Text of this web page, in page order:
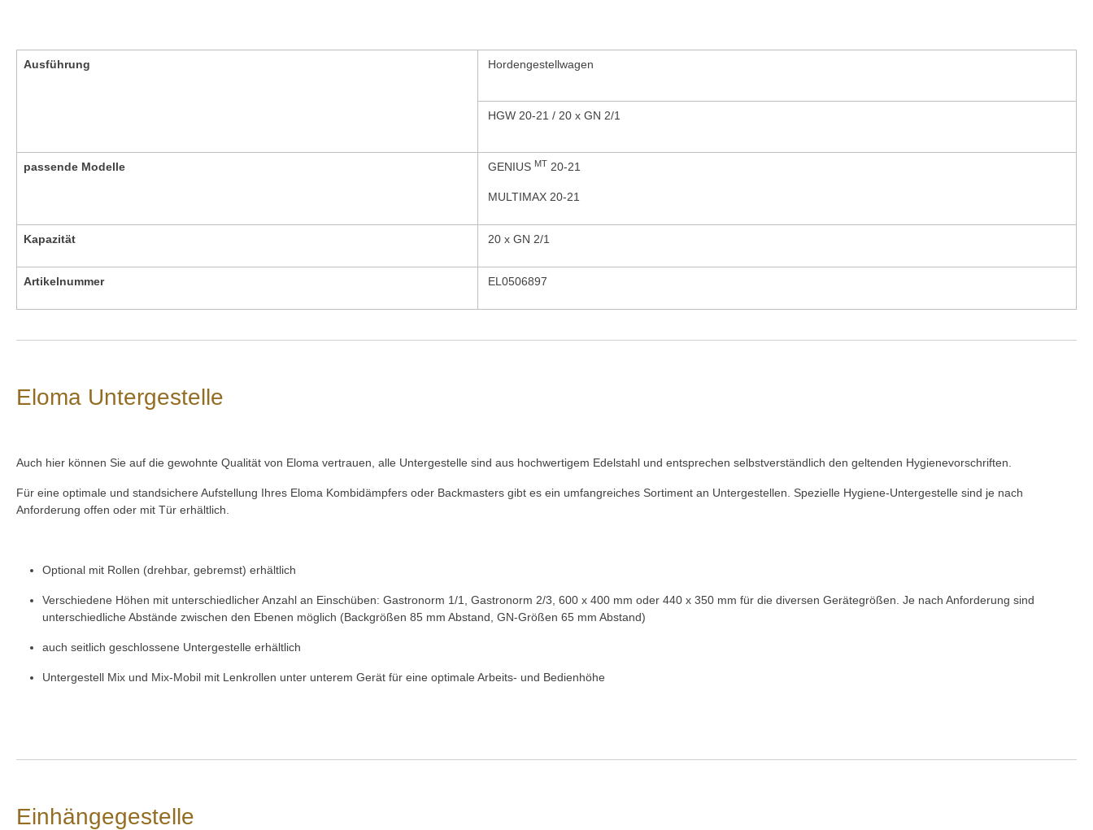
Ausführung Hordengestellwagen
HGW 20-21 / 20 x GN 2/1
passende Modelle GENIUS MT 20-21
MULTIMAX 20-21
Kapazität 20 x GN 2/1
Artikelnummer EL0506897
Eloma Untergestelle
Auch hier können Sie auf die gewohnte Qualität von Eloma vertrauen, alle Untergestelle sind aus hochwertigem Edelstahl und entsprechen selbstverständlich den geltenden Hygienevorschriften.
Für eine optimale und standsichere Aufstellung Ihres Eloma Kombidämpfers oder Backmasters gibt es ein umfangreiches Sortiment an Untergestellen. Spezielle Hygiene-Untergestelle sind je nach
Anforderung offen oder mit Tür erhältlich.
Optional mit Rollen (drehbar, gebremst) erhältlich
Verschiedene Höhen mit unterschiedlicher Anzahl an Einschüben: Gastronorm 1/1, Gastronorm 2/3, 600 x 400 mm oder 440 x 350 mm für die diversen Gerätegrößen. Je nach Anforderung sind
unterschiedliche Abstände zwischen den Ebenen möglich (Backgrößen 85 mm Abstand, GN-Größen 65 mm Abstand)
auch seitlich geschlossene Untergestelle erhältlich
Untergestell Mix und Mix-Mobil mit Lenkrollen unter unterem Gerät für eine optimale Arbeits- und Bedienhöhe
Einhängegestelle